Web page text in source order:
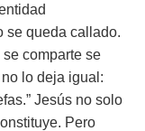
se queda callado.
comparte se
lo deja igual:
Jesús no solo
Pero